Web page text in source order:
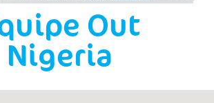
Out
Nigeria